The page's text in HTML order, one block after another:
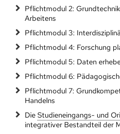
Pflichtmodul 2:
Arbeitens
Pflichtmodul 3:
Pflichtmodul 4: Forschung
Pflichtmodul 5: Daten
Pflichtmodul 6:
Pflichtmodul 7:
Handelns
Die Studieneingangs- und
integrativer Bestandteil der